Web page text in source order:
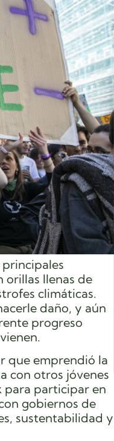
orillas llenas de
climáticas.
daño, y aún
progreso
que emprendió la
con otros jóvenes
para participar en
gobiernos de
sustentabilidad y